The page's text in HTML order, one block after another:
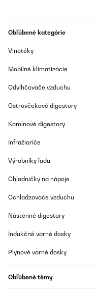
Obľúbené kategórie
Vinotéky
Mobilné klimatizácie
Odvlhčovače vzduchu
Ostrovčekové digestory
Komínové digestory
Infražiariče
Výrobníky ľadu
Chladničky na nápoje
Ochladzovače vzduchu
Nástenné digestory
Indukčné varné dosky
Plynové varné dosky
Obľúbené témy